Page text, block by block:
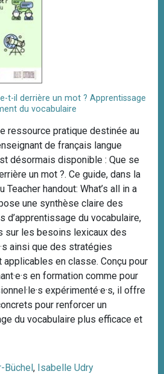
t-il derrière un mot ? Apprentissage
du vocabulaire
ressource pratique destinée au
de français langue
désormais disponible : Que se
un mot ?. Ce guide, dans la
Teacher handout: What’s all in a
une synthèse claire des
d’apprentissage du vocabulaire,
sur les besoins lexicaux des
ainsi que des stratégies
applicables en classe. Conçu pour
en formation comme pour
expérimenté·e·s, il offre
pour renforcer un
du vocabulaire plus efficace et
Büchel, Isabelle Udry